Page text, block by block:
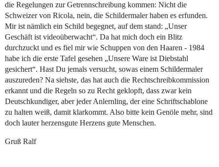
die Regelungen zur Getrennschreibung kommen: Nicht die
Schweizer von Ricola, nein, die Schildermaler haben es erfunden.
Mir ist nämlich ein Schild begegnet, auf dem stand: „Unser
Geschäft ist videoüberwacht“. Da hat mich doch ein Blitz
durchzuckt und es fiel mir wie Schuppen von den Haaren - 1984
habe ich die erste Tafel gesehen „Unsere Ware ist Diebstahl
gesichert“. Hast Du jemals versucht, sowas einem Schildermaler
auszureden? Na siehste, das hat auch die Rechtschreibkommission
erkannt und die Regeln so zu Recht geklopft, dass zwar kein
Deutschkundiger, aber jeder Anlernling, der eine Schriftschablone
zu halten weiß, damit klarkommt. Also bitte kein Genöle mehr, sind
doch lauter herzensgute Herzens gute Menschen.
Gruß Ralf